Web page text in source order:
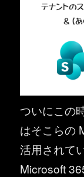
ついにこの
はそこらの
活用されて
Microsoft